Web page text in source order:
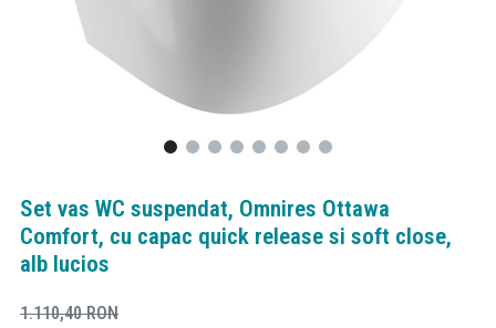
Set vas WC suspendat, Omnires Ottawa
Comfort, cu capac quick release si soft close,
alb lucios
1.110,40RON